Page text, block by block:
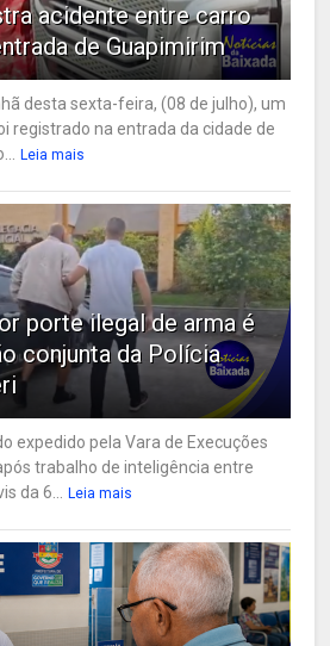
acidente entre carro
de Guapimirim
desta sexta-feira, (08 de julho), um
registrado na entrada da cidade de
Leia mais
porte ilegal de arma é
conjunta da Polícia
expedido pela Vara de Execuções
trabalho de inteligência entre
da 6... Leia mais